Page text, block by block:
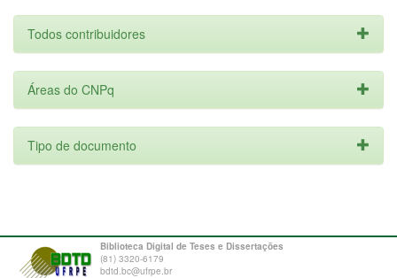
Todos contribuidores
Áreas do CNPq
Tipo de documento
Biblioteca Digital de Teses e Dissertações
(81) 3320-6179
bdtd.bc@ufrpe.br